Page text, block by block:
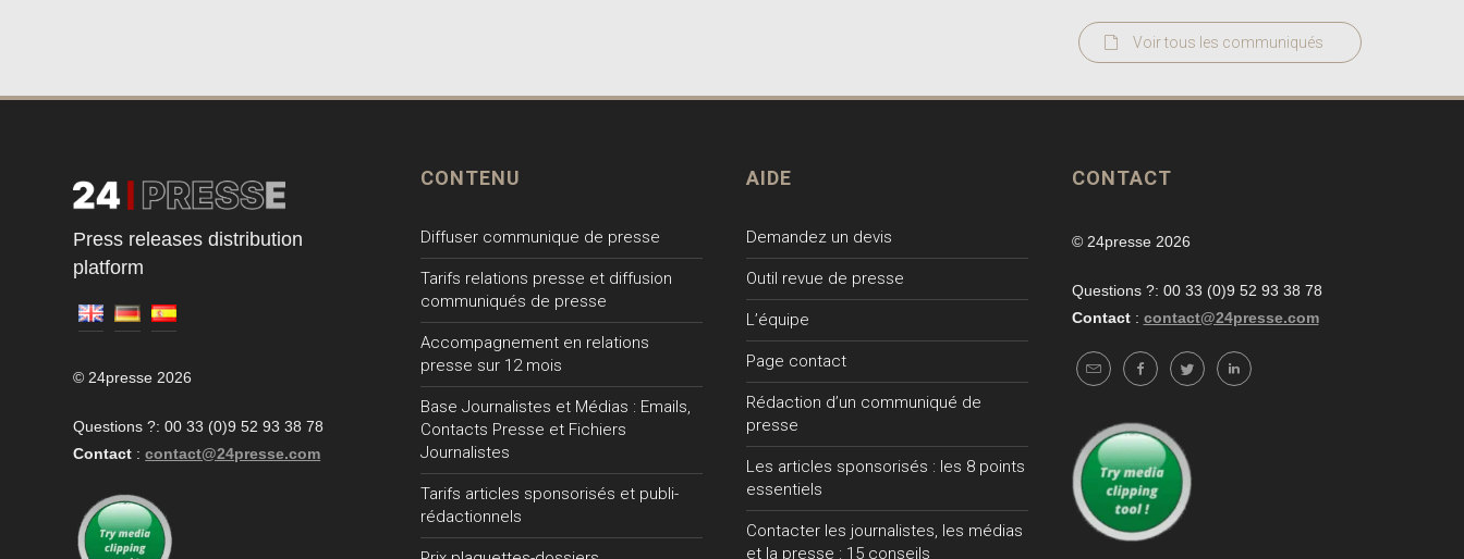
Voir tous les communiqués
Press releases distribution
platform
© 24presse 2026
Questions ?: 00 33 (0)9 52 93 38 78
Contact : contact@24presse.com
CONTENU
Diffuser communique de presse
Tarifs relations presse et diffusion
communiqués de presse
Accompagnement en relations
presse sur 12 mois
Base Journalistes et Médias : Emails,
Contacts Presse et Fichiers
Journalistes
Tarifs articles sponsorisés et publi-
rédactionnels
AIDE
Demandez un devis
Outil revue de presse
L’équipe
Page contact
Rédaction d’un communiqué de
presse
Les articles sponsorisés : les 8 points
essentiels
Contacter les journalistes, les médias
et la presse : 15 conseils
CONTACT
© 24presse 2026
Questions ?: 00 33 (0)9 52 93 38 78
Contact : contact@24presse.com